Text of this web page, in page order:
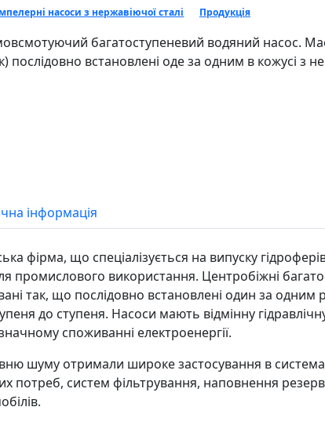
насоси з нержавіючої сталі Продукція
багатоступеневий водяний насос.
послідовно встановлені оде за одним в кожусі з
інформація
фірма, що спеціалізується на випуску
промислового використання. Центробіжні
так, що послідовно встановлені один за одним
до ступеня. Насоси мають відмінну
споживанні електроенергії.
шуму отримали широке застосування в
потреб, систем фільтрування, наповнення